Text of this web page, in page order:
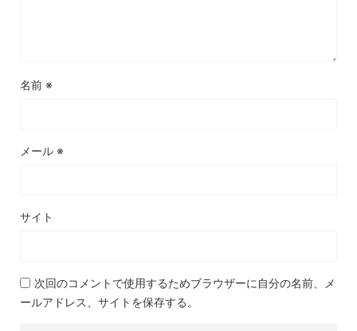
名前 ※
メール ※
サイト
次回のコメントで使用するためブラウザーに自分の名前、メ
ールアドレス、サイトを保存する。